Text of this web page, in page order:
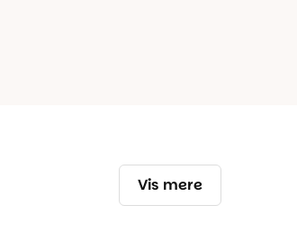
Vis mere